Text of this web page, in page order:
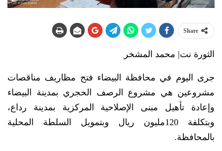
Share
الثورة نت| محمد المشخر
جرى اليوم في محافظة البيضاء فتح مظاريف مناقصات
مشروعين هي مشروع الرصف الحجري بمدينة البيضاء
وإعادة تأهيل مبنى الإصلاحية المركزية بمدينة رداع،
وبتكلفة 120مليون ريال وبتمويل السلطة المحلية
بالمحافظة.